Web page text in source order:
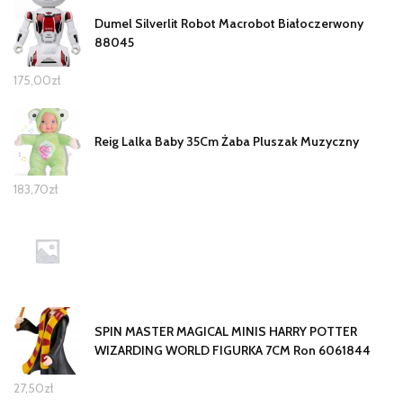
Dumel Silverlit Robot Macrobot Białoczerwony
88045
175,00zł
Reig Lalka Baby 35Cm Żaba Pluszak Muzyczny
183,70zł
SPIN MASTER MAGICAL MINIS HARRY POTTER
WIZARDING WORLD FIGURKA 7CM Ron 6061844
27,50zł